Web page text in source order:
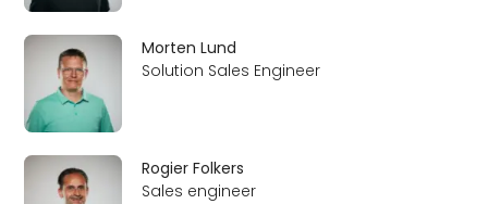
Morten Lund
Solution Sales Engineer
Rogier Folkers
Sales engineer